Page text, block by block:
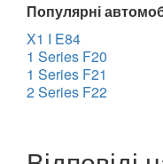
Популярні
X1 I E84
1 Series F20
1 Series F21
2 Series F22